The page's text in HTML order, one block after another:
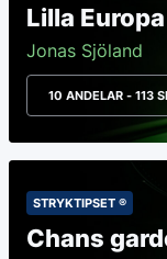
Lilla
Jonas Sjöland
10 ANDELAR - 113
STRYKTIPSET ®
Chans